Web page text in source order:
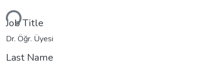
Loading...
Job Title
Dr. Öğr. Üyesi
Last Name